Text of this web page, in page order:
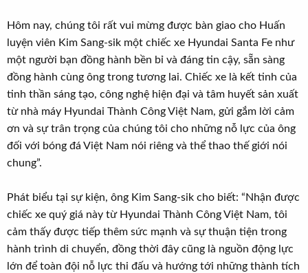
Hôm nay, chúng tôi rất vui mừng được bàn giao cho Huấn
luyện viên Kim Sang-sik một chiếc xe Hyundai Santa Fe như
một người bạn đồng hành bền bỉ và đáng tin cậy, sẵn sàng
đồng hành cùng ông trong tương lai. Chiếc xe là kết tinh của
tinh thần sáng tạo, công nghệ hiện đại và tâm huyết sản xuất
từ nhà máy Hyundai Thành Công Việt Nam, gửi gắm lời cảm
ơn và sự trân trọng của chúng tôi cho những nỗ lực của ông
đối với bóng đá Việt Nam nói riêng và thể thao thế giới nói
chung”.
Phát biểu tại sự kiện, ông Kim Sang-sik cho biết: “Nhận được
chiếc xe quý giá này từ Hyundai Thành Công Việt Nam, tôi
cảm thấy được tiếp thêm sức mạnh và sự thuận tiện trong
hành trình di chuyển, đồng thời đây cũng là nguồn động lực
lớn để toàn đội nỗ lực thi đấu và hướng tới những thành tích